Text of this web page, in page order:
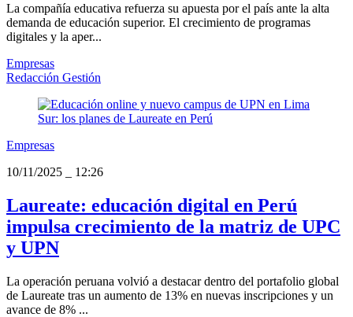
La compañía educativa refuerza su apuesta por el país ante la alta
demanda de educación superior. El crecimiento de programas
digitales y la aper...
Empresas
Redacción Gestión
Empresas
10/11/2025
12:26
Laureate: educación digital en Perú
impulsa crecimiento de la matriz de UPC
y UPN
La operación peruana volvió a destacar dentro del portafolio global
de Laureate tras un aumento de 13% en nuevas inscripciones y un
avance de 8% ...